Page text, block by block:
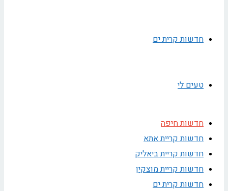
חדשות קרית ים
טעים לי
חדשות חיפה
חדשות קריית אתא
חדשות קריית ביאליק
חדשות קריית מוצקין
חדשות קרית ים